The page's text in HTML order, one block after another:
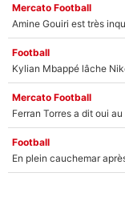
Mercato Football
Football
Mercato Football
Football